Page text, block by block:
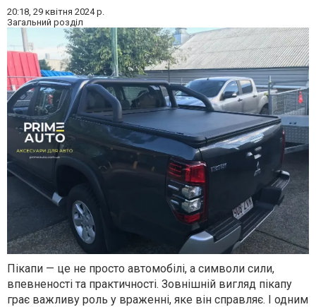
20:18, 29 квітня 2024 р.
Загальний розділ
Пікапи — це не просто автомобілі, а символи сили,
впевненості та практичності. Зовнішній вигляд пікапу
грає важливу роль у враженні, яке він справляє. І одним